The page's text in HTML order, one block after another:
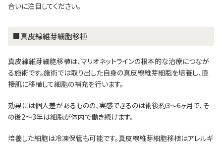
合いに注目してください。
■真皮線維芽細胞移植
真皮線維芽細胞移植は、マリオネットラインの根本的な治療につなが
る施術です。施術では取り出した自身の真皮線維芽細胞を培養し、直
接肌に移植して細胞の補充を行います。
効果には個人差があるものの、実感できるのは術後約3～6ヶ月で、そ
の後2～3年は細胞が体内で働き続けます。
培養した細胞は冷凍保管も可能です。真皮線維芽細胞移植はアレルギ